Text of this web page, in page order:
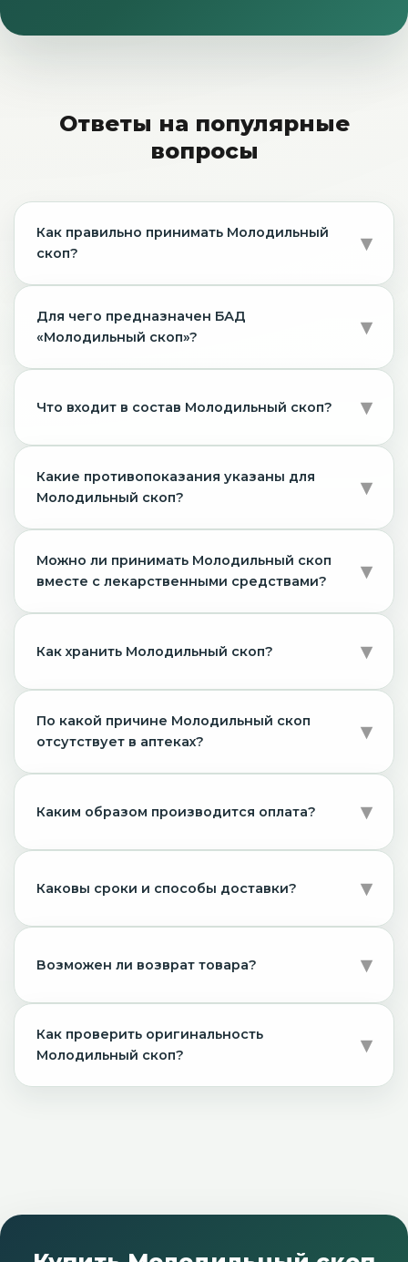
Ответы на популярные
вопросы
Как правильно принимать Молодильный
скоп?
Для чего предназначен БАД
«Молодильный скоп»?
Что входит в состав Молодильный скоп?
Какие противопоказания указаны для
Молодильный скоп?
Можно ли принимать Молодильный скоп
вместе с лекарственными средствами?
Как хранить Молодильный скоп?
По какой причине Молодильный скоп
отсутствует в аптеках?
Каким образом производится оплата?
Каковы сроки и способы доставки?
Возможен ли возврат товара?
Как проверить оригинальность
Молодильный скоп?